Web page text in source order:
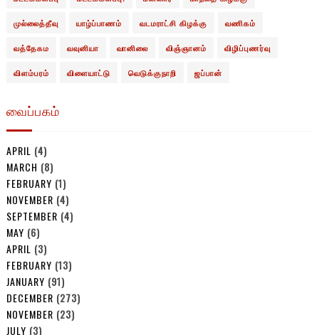
முல்லைத்தீவு யாழ்ப்பாணம் வடமராட்சி கிழக்கு வணிகம்
வத்தேகம வவுனியா வானிலை விஞ்ஞானம் விழிப்புணர்வு
விளம்பரம் விளையாட்டு வெடுக்குநாறி ஜப்பான்
வைப்பகம்
APRIL (4)
MARCH (8)
FEBRUARY (1)
NOVEMBER (4)
SEPTEMBER (4)
MAY (6)
APRIL (3)
FEBRUARY (13)
JANUARY (91)
DECEMBER (273)
NOVEMBER (23)
JULY (3)